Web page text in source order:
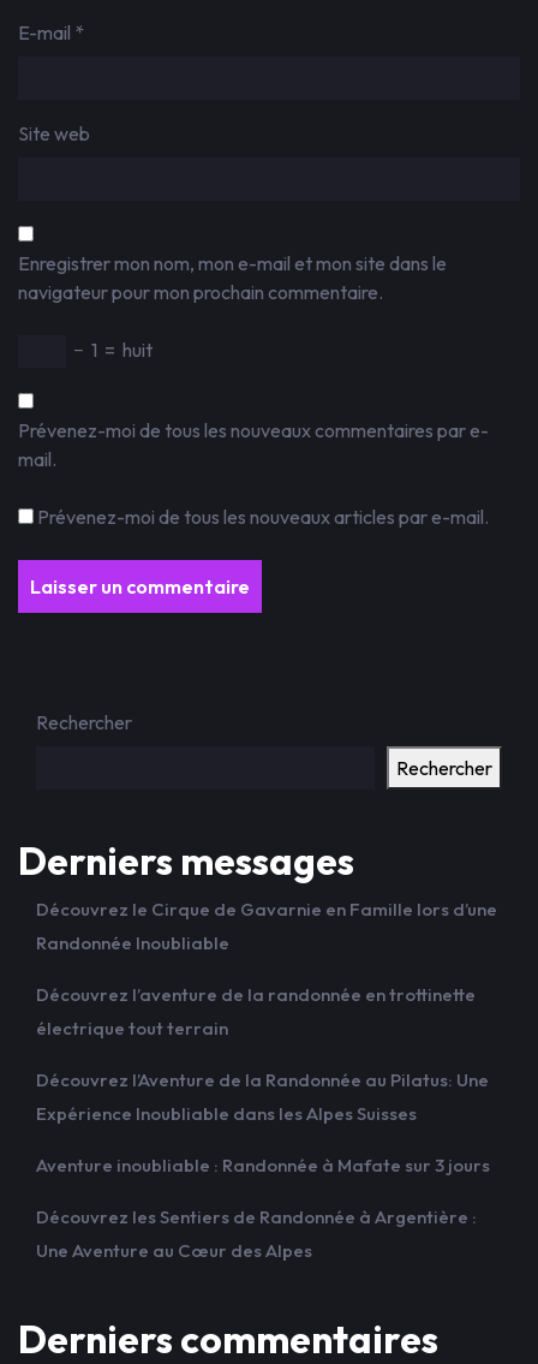
E-mail *
Site web
Enregistrer mon nom, mon e-mail et mon site dans le
navigateur pour mon prochain commentaire.
− 1 = huit
Prévenez-moi de tous les nouveaux commentaires par e-
mail.
Prévenez-moi de tous les nouveaux articles par e-mail.
Rechercher
Rechercher
Derniers messages
Découvrez le Cirque de Gavarnie en Famille lors d’une
Randonnée Inoubliable
Découvrez l’aventure de la randonnée en trottinette
électrique tout terrain
Découvrez l’Aventure de la Randonnée au Pilatus: Une
Expérience Inoubliable dans les Alpes Suisses
Aventure inoubliable : Randonnée à Mafate sur 3 jours
Découvrez les Sentiers de Randonnée à Argentière :
Une Aventure au Cœur des Alpes
Derniers commentaires